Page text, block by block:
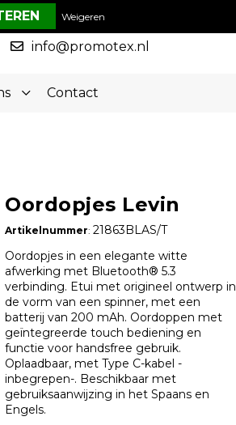
050-5773636
info@promotex.nl
Contact
Oordopjes Levin
Artikelnummer: 21863BLAS/T
Oordopjes in een elegante witte
afwerking met Bluetooth® 5.3
verbinding. Etui met origineel ontwerp in
de vorm van een spinner, met een
batterij van 200 mAh. Oordoppen met
geïntegreerde touch bediening en
functie voor handsfree gebruik.
Oplaadbaar, met Type C-kabel -
inbegrepen-. Beschikbaar met
gebruiksaanwijzing in het Spaans en
Engels.
Weigeren